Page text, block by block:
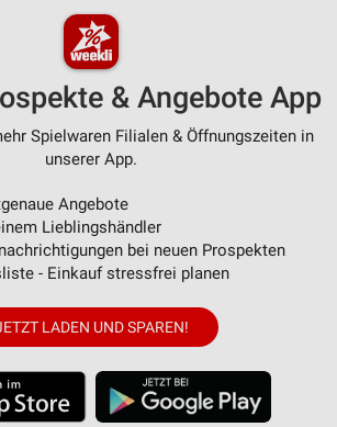
& Angebote App
Spielwaren Filialen & Öffnungszeiten in
unserer App.
Angebote
Lieblingshändler
bei neuen Prospekten
- Einkauf stressfrei planen
LADEN UND SPAREN!